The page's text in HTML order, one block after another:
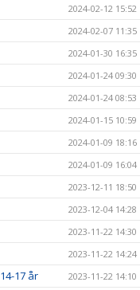
2024-02-12 15:52
2024-02-07 11:35
2024-01-30 16:35
2024-01-24 09:30
2024-01-24 08:53
2024-01-15 10:59
2024-01-09 18:16
2024-01-09 16:04
2023-12-11 18:50
2023-12-04 14:28
2023-11-22 14:30
2023-11-22 14:24
17 år 2023-11-22 14:10